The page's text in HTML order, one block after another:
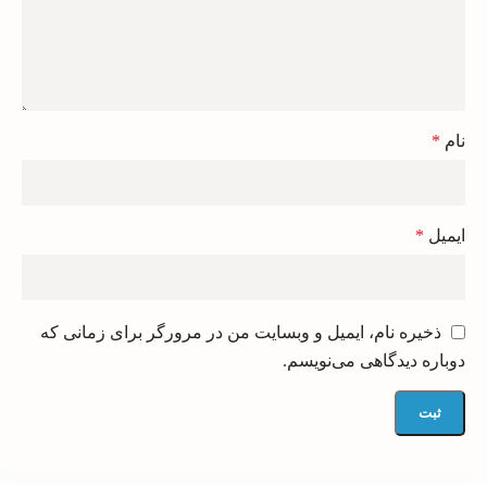
نام *
ایمیل *
ذخیره نام، ایمیل و وبسایت من در مرورگر برای زمانی که
دوباره دیدگاهی می‌نویسم.